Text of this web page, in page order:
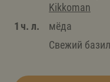
Kikkoman
1 ч. л.
мёда
Свежий